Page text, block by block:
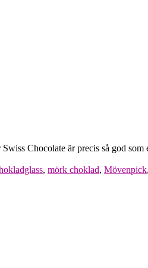
Chocolate är precis så god som
, mörk choklad, Mövenpick,